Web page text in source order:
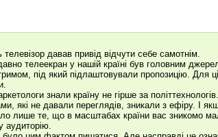
телевізор давав привід відчути себе самотнім.
телеекран у нашій країні був головним
під який підлаштовували пропозицію. Для
знали країну не гірше за
які не давали переглядів, зникали з ефіру. І
лише те, що в масштабах країни вас зникомо
аудиторію.